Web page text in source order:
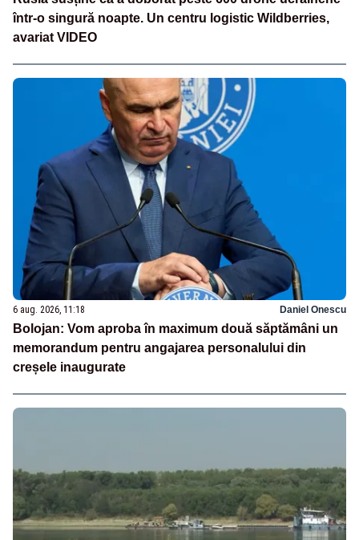
într-o singură noapte. Un centru logistic Wildberries,
avariat VIDEO
6 aug. 2026, 11:18 Daniel Onescu
Bolojan: Vom aproba în maximum două săptămâni un
memorandum pentru angajarea personalului din
creșele inaugurate